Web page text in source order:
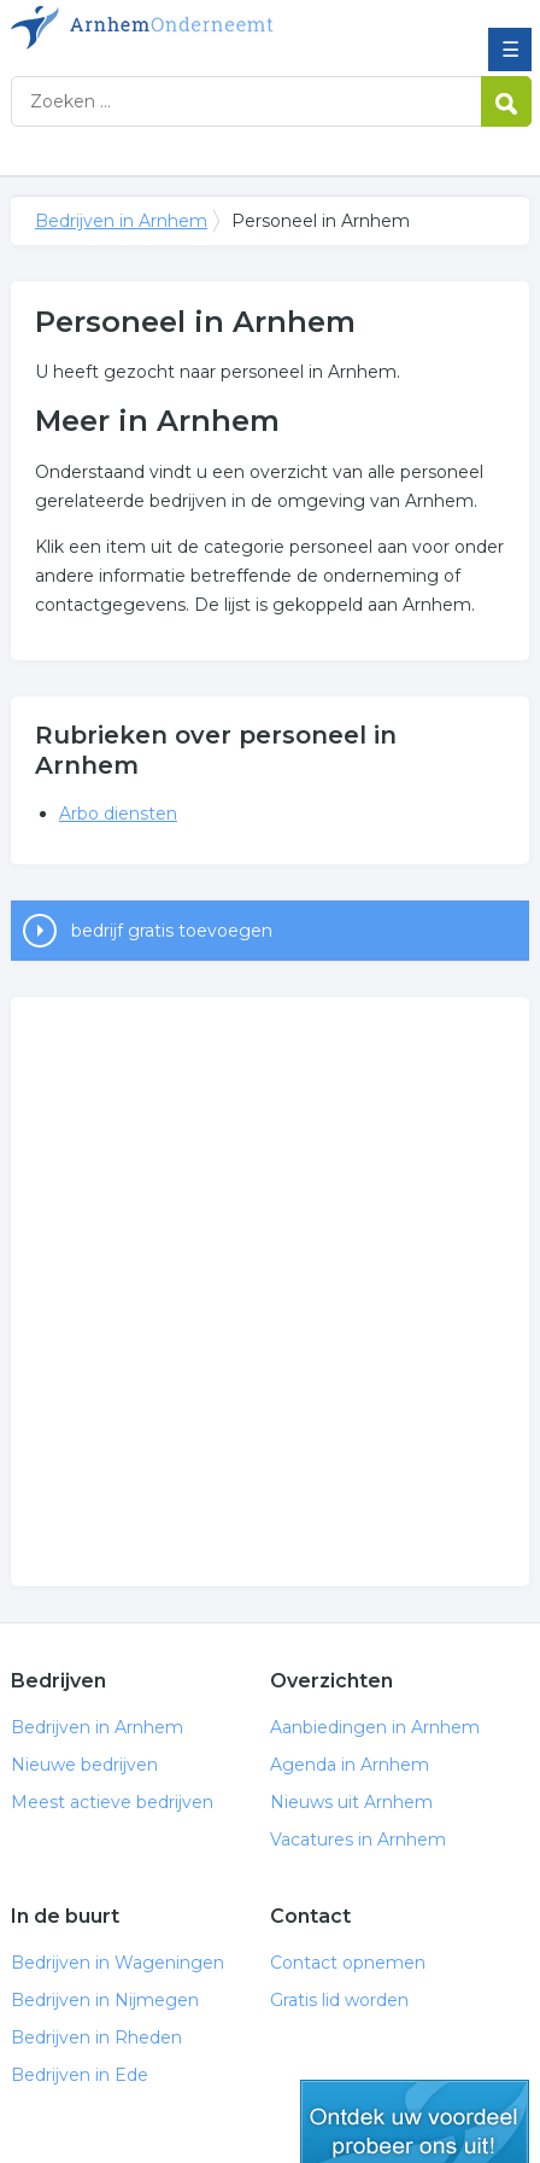
☰
Bedrijven in Arnhem Personeel in Arnhem
Personeel in Arnhem
U heeft gezocht naar personeel in Arnhem.
Meer in Arnhem
Onderstaand vindt u een overzicht van alle personeel
gerelateerde bedrijven in de omgeving van Arnhem.
Klik een item uit de categorie personeel aan voor onder
andere informatie betreffende de onderneming of
contactgegevens. De lijst is gekoppeld aan Arnhem.
Rubrieken over personeel in
Arnhem
Arbo diensten
bedrijf gratis toevoegen
Bedrijven
Bedrijven in Arnhem
Nieuwe bedrijven
Meest actieve bedrijven
Overzichten
Aanbiedingen in Arnhem
Agenda in Arnhem
Nieuws uit Arnhem
Vacatures in Arnhem
In de buurt
Bedrijven in Wageningen
Bedrijven in Nijmegen
Bedrijven in Rheden
Bedrijven in Ede
Contact
Contact opnemen
Gratis lid worden